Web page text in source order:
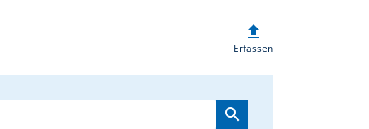
gesucht |
upload
Erfassen
search